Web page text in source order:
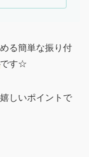
る簡単な振り付
です☆
しいポイントで